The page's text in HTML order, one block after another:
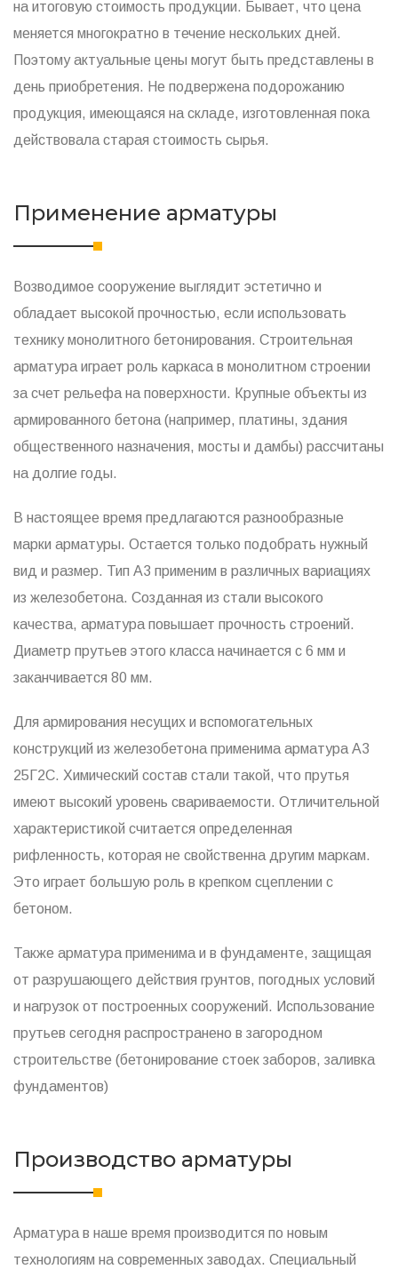
на итоговую стоимость продукции. Бывает, что цена
меняется многократно в течение нескольких дней.
Поэтому актуальные цены могут быть представлены в
день приобретения. Не подвержена подорожанию
продукция, имеющаяся на складе, изготовленная пока
действовала старая стоимость сырья.
Применение арматуры
Возводимое сооружение выглядит эстетично и
обладает высокой прочностью, если использовать
технику монолитного бетонирования. Строительная
арматура играет роль каркаса в монолитном строении
за счет рельефа на поверхности. Крупные объекты из
армированного бетона (например, платины, здания
общественного назначения, мосты и дамбы) рассчитаны
на долгие годы.
В настоящее время предлагаются разнообразные
марки арматуры. Остается только подобрать нужный
вид и размер. Тип А3 применим в различных вариациях
из железобетона. Созданная из стали высокого
качества, арматура повышает прочность строений.
Диаметр прутьев этого класса начинается с 6 мм и
заканчивается 80 мм.
Для армирования несущих и вспомогательных
конструкций из железобетона применима арматура А3
25Г2С. Химический состав стали такой, что прутья
имеют высокий уровень свариваемости. Отличительной
характеристикой считается определенная
рифленность, которая не свойственна другим маркам.
Это играет большую роль в крепком сцеплении с
бетоном.
Также арматура применима и в фундаменте, защищая
от разрушающего действия грунтов, погодных условий
и нагрузок от построенных сооружений. Использование
прутьев сегодня распространено в загородном
строительстве (бетонирование стоек заборов, заливка
фундаментов)
Производство арматуры
Арматура в наше время производится по новым
технологиям на современных заводах. Специальный